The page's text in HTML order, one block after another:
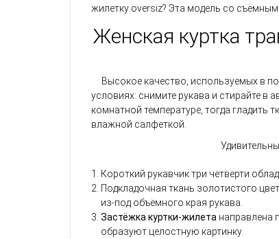
жилетку oversiz? Эта модель со
Женская куртка
Высокое качество, используемых в
условиях: снимите рукава и стирайте
комнатной температуре, тогда
влажной салфеткой.
Короткий рукавчик три четверти
Подкладочная ткань золотистого
из-под объёмного края рукава.
Застёжка куртки-жилета направлена
образуют целостную картинку.